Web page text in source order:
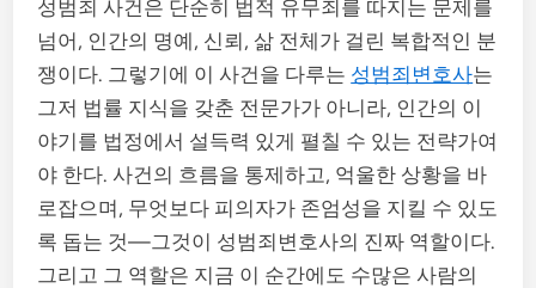
성범죄 사건은 단순히 법적 유무죄를 따지는 문제를
넘어, 인간의 명예, 신뢰, 삶 전체가 걸린 복합적인 분
쟁이다. 그렇기에 이 사건을 다루는 성범죄변호사는
그저 법률 지식을 갖춘 전문가가 아니라, 인간의 이
야기를 법정에서 설득력 있게 펼칠 수 있는 전략가여
야 한다. 사건의 흐름을 통제하고, 억울한 상황을 바
로잡으며, 무엇보다 피의자가 존엄성을 지킬 수 있도
록 돕는 것—그것이 성범죄변호사의 진짜 역할이다.
그리고 그 역할은 지금 이 순간에도 수많은 사람의